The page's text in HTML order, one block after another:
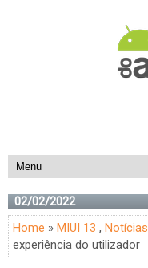
02/02/2022
Home » MIUI 13 , Notícias
experiência do utilizador